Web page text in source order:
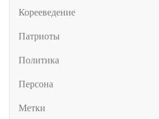
Корееведение
Патриоты
Политика
Персона
Метки